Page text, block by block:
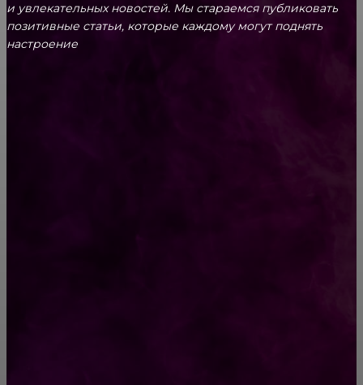
и увлекательных новоcтей. Мы стараемся публиковать
позитивные статьи, которые каждому могут поднять
настроение